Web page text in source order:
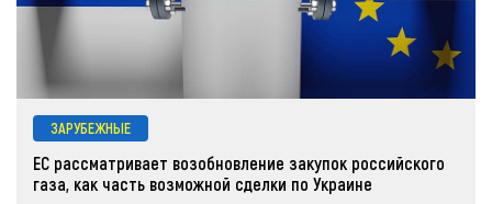
ЗАРУБЕЖНЫЕ
ЕС рассматривает возобновление закупок российского
газа, как часть возможной сделки по Украине